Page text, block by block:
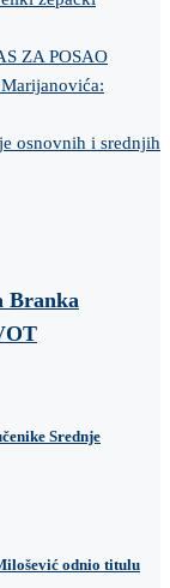
ZA POSAO
osnovnih i srednjih
Branka
Srednje
odnio titulu